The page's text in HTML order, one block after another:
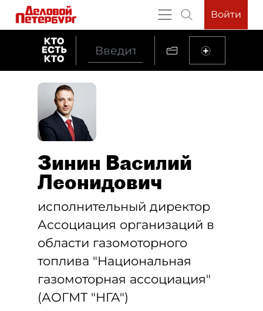
Войти
Зинин Василий
Леонидович
исполнительный директор
Ассоциация организаций в
области газомоторного
топлива "Национальная
газомоторная ассоциация"
(АОГМТ "НГА")